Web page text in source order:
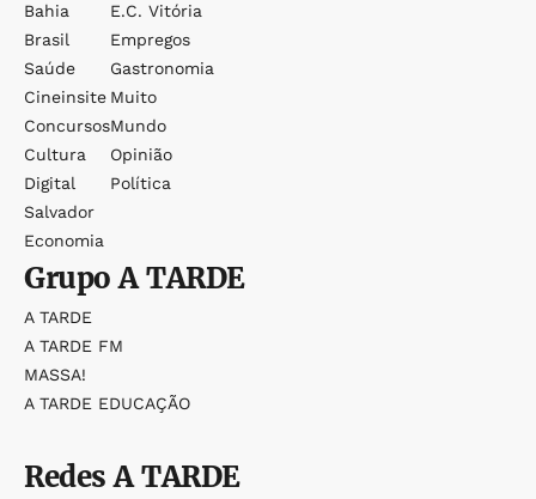
Bahia
Brasil
Saúde
Cineinsite
Concursos
Cultura
Digital
Salvador
Economia
E.c. Vitória
Empregos
Gastronomia
Muito
Mundo
Opinião
Política
GrupoA TARDE
A TARDE
A TARDE FM
MASSA!
A TARDE EDUCAÇÃO
RedesA TARDE